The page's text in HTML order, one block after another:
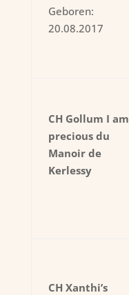
Geboren:
20.08.2017
CH Gollum I am
precious du
Manoir de
Kerlessy
CH Xanthi’s